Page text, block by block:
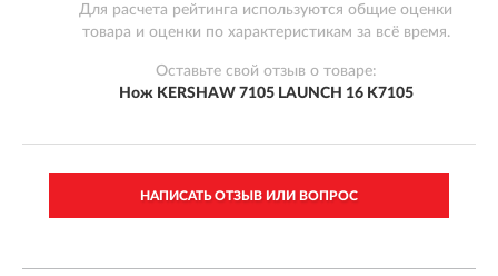
Для расчета рейтинга используются общие оценки
товара и оценки по характеристикам за всё время.
Оставьте свой отзыв о товаре:
Нож KERSHAW 7105 LAUNCH 16 K7105
НАПИСАТЬ ОТЗЫВ ИЛИ ВОПРОС